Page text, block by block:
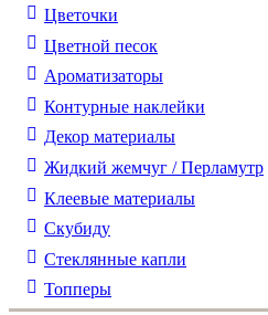
Цветочки
Цветной песок
Ароматизаторы
Контурные наклейки
Декор материалы
Жидкий жемчуг / Перламутр
Клеевые материалы
Скубиду
Стеклянные капли
Топперы